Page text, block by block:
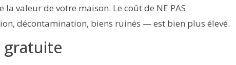
valeur de votre maison. Le coût de NE PAS
décontamination, biens ruinés — est bien plus élevé.
gratuite